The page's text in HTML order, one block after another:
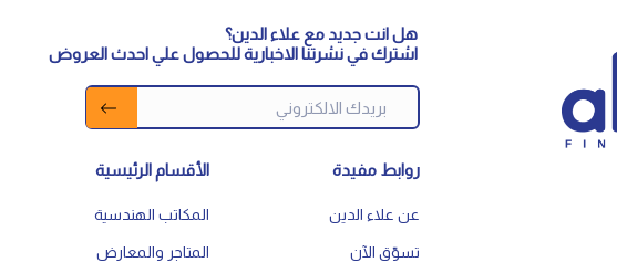
هل انت جديد مع علاء الدين؟
اشترك في نشرتنا الاخبارية للحصول علي احدث العروض
روابط مفيدة
عن علاء الدين
تسوّق الآن
الأقسام الرئيسية
المكاتب الهندسية
المتاجر والمعارض